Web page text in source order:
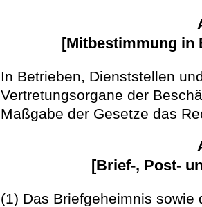
[Mitbestimmung in
In Betrieben, Dienststellen
Vertretungsorgane der
Maßgabe der Gesetze das
[Brief-, Post-
(1) Das Briefgeheimnis